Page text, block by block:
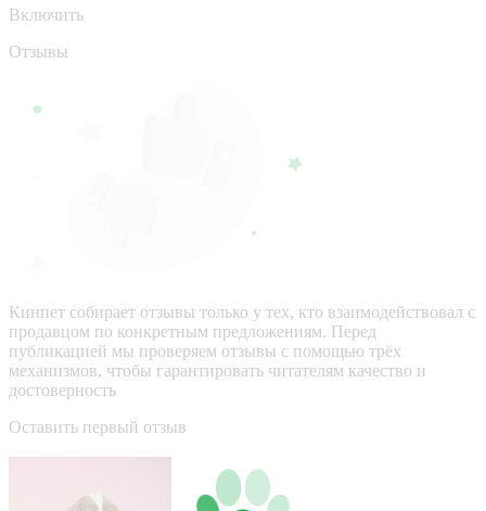
Включить
Отзывы
Кинпет собирает отзывы только у тех, кто взаимодействовал с
продавцом по конкретным предложениям. Перед
публикацией мы проверяем отзывы с помощью трёх
механизмов, чтобы гарантировать читателям качество и
достоверность
Оставить первый отзыв